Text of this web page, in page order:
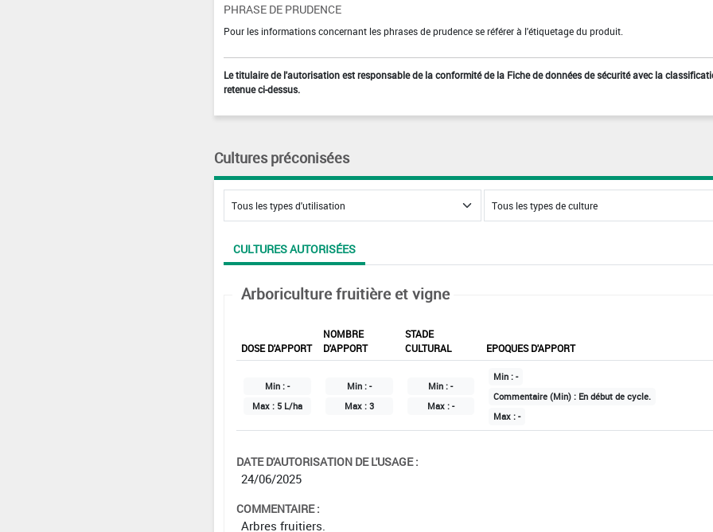
PHRASE DE PRUDENCE
Pour les informations concernant les phrases de prudence se référer à l'étiquetage du produit.
Le titulaire de l'autorisation est responsable de la conformité de la Fiche de données de sécurité avec la
retenue ci-dessus.
Cultures préconisées
CULTURES AUTORISÉES
Arboriculture fruitière et vigne
DOSE D'APPORT
NOMBRE
D'APPORT
STADE
CULTURAL
EPOQUES D'APPORT
Min : -
Max : 5 L/ha
Min : -
Max : 3
Min :-
Max : -
Min : -
Commentaire (Min) : En début de cycle.
Max : -
DATE D'AUTORISATION DE L'USAGE :
24/06/2025
COMMENTAIRE :
Arbres fruitiers.